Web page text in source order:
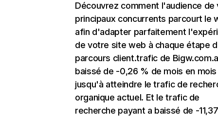
Découvrez comment l'audience de
principaux concurrents parcourt le
afin d'adapter parfaitement
de votre site web à chaque étape
parcours client.trafic de
baissé de -0,26 % de mois en mois
jusqu'à atteindre le trafic de
organique actuel. Et le trafic de
recherche payant a baissé de -